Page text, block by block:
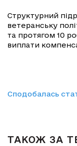
Структурний
ветеранську
та протягом 10
виплати
Сподобалась
ТАКОЖ ЗА